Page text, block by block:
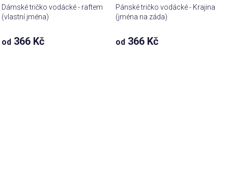
Dámské tričko vodácké - raftem
(vlastní jména)
od 366 Kč
Pánské tričko vodácké - Krajina
(jména na záda)
od 366 Kč